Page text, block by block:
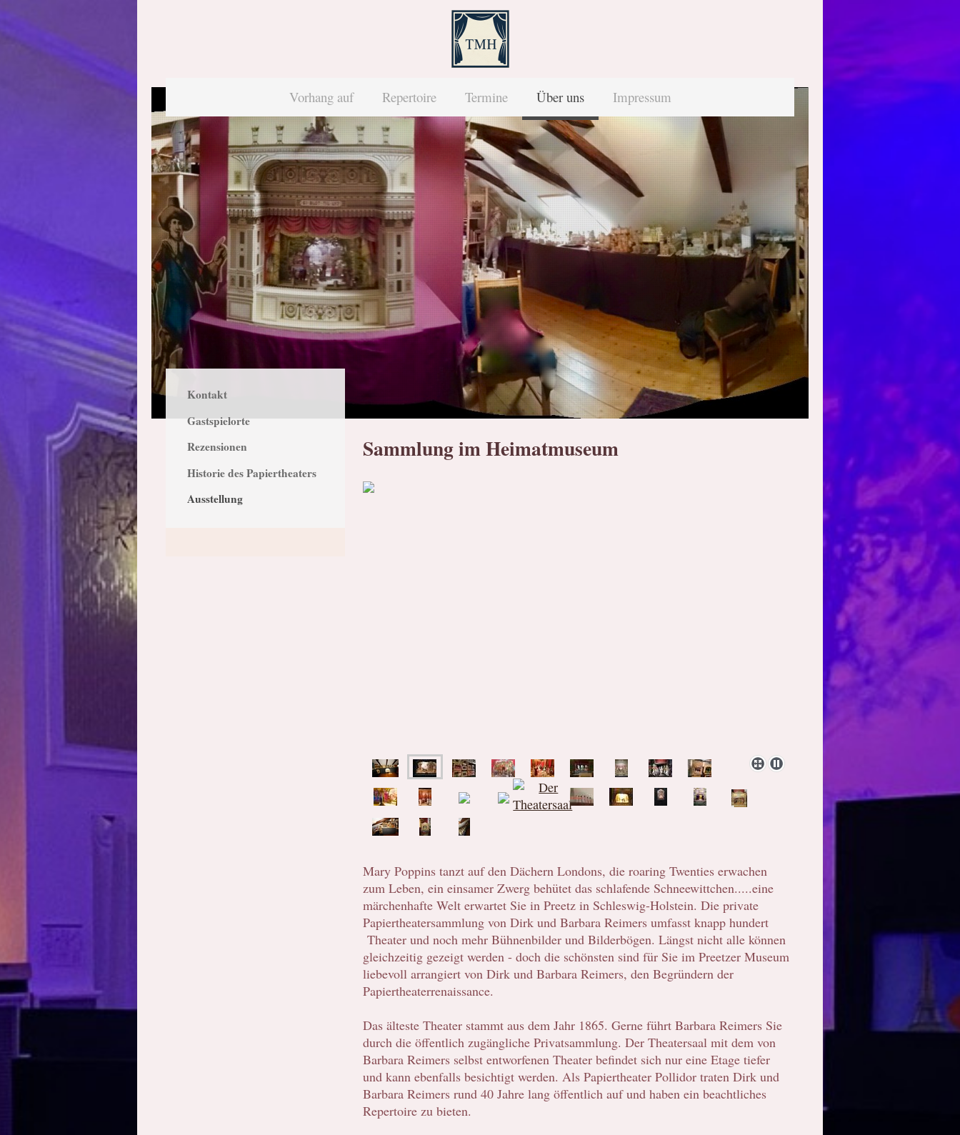
Vorhang auf Repertoire Termine Über uns Impressum
Sammlung im Heimatmuseum
Mary Poppins tanzt auf den Dächern Londons, die roaring Twenties erwachen
zum Leben, ein einsamer Zwerg behütet das schlafende Schneewittchen.....eine
märchenhafte Welt erwartet Sie in Preetz in Schleswig-Holstein. Die private
Papiertheatersammlung von Dirk und Barbara Reimers umfasst knapp hundert
Theater und noch mehr Bühnenbilder und Bilderbögen. Längst nicht alle können
gleichzeitig gezeigt werden - doch die schönsten sind für Sie im Preetzer Museum
liebevoll arrangiert von Dirk und Barbara Reimers, den Begründern der
Papiertheaterrenaissance.
Das älteste Theater stammt aus dem Jahr 1865. Gerne führt Barbara Reimers Sie
durch die öffentlich zugängliche Privatsammlung. Der Theatersaal mit dem von
Barbara Reimers selbst entworfenen Theater befindet sich nur eine Etage tiefer
und kann ebenfalls besichtigt werden. Als Papiertheater Pollidor traten Dirk und
Barbara Reimers rund 40 Jahre lang öffentlich auf und haben ein beachtliches
Repertoire zu bieten.
Kontakt
Gastspielorte
Rezensionen
Historie des Papiertheaters
Ausstellung